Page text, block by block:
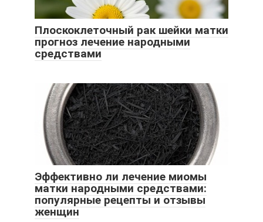
Плоскоклеточный рак шейки матки
прогноз лечение народными
средствами
Эффективно ли лечение миомы
матки народными средствами:
популярные рецепты и отзывы
женщин